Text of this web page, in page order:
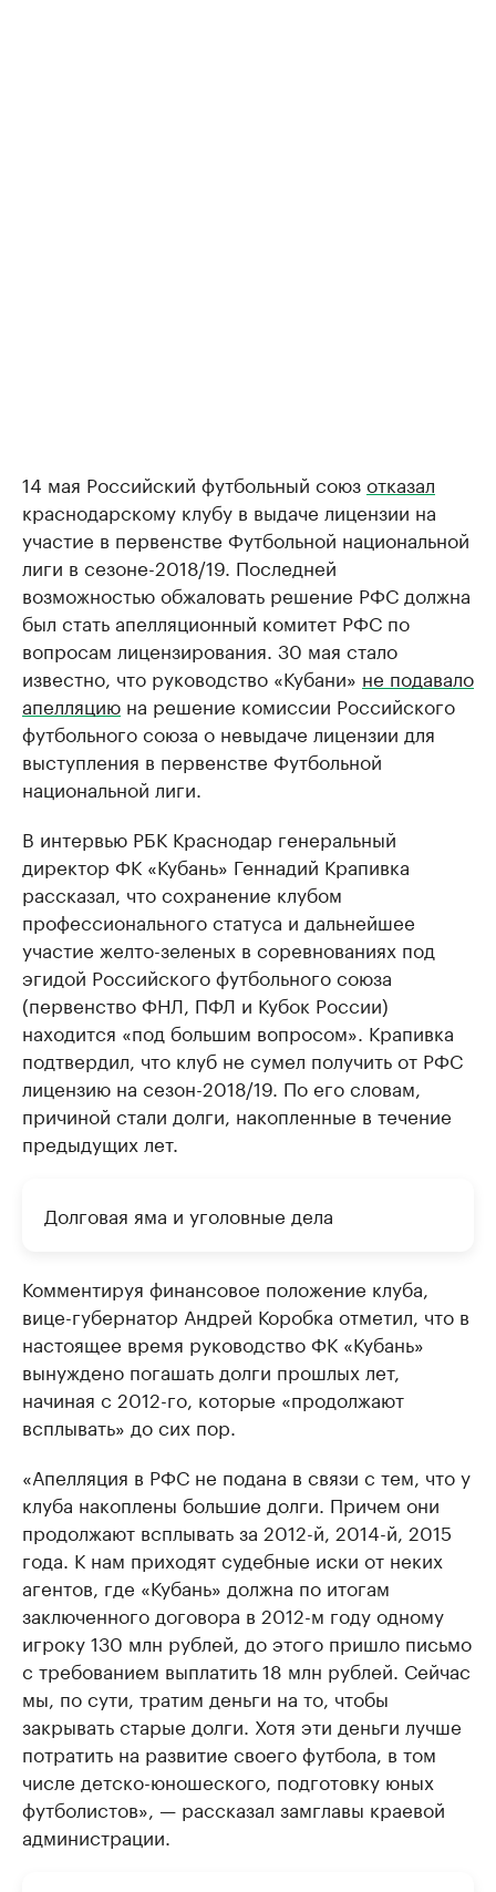
14 мая Российский футбольный союзотказал
краснодарскому клубу в выдаче лицензии на
участие в первенстве Футбольной национальной
лиги в сезоне-2018/19. Последней
возможностью обжаловать решение РФС должна
был стать апелляционный комитет РФС по
вопросам лицензирования. 30 мая стало
известно, что руководство «Кубани» не подавало
апелляцию на решение комиссии Российского
футбольного союза о невыдаче лицензии для
выступления в первенстве Футбольной
национальной лиги.
В интервью РБК Краснодар генеральный
директор ФК «Кубань» Геннадий Крапивка
рассказал, что сохранение клубом
профессионального статуса и дальнейшее
участие желто-зеленых в соревнованиях под
эгидой Российского футбольного союза
(первенство ФНЛ, ПФЛ и Кубок России)
находится «под большим вопросом». Крапивка
подтвердил, что клуб не сумел получить от РФС
лицензию на сезон-2018/19. По его словам,
причиной стали долги, накопленные в течение
предыдущих лет.
Долговая яма и уголовные дела
Комментируя финансовое положение клуба,
вице-губернатор Андрей Коробка отметил, что в
настоящее время руководство ФК «Кубань»
вынуждено погашать долги прошлых лет,
начиная с 2012-го, которые «продолжают
всплывать» до сих пор.
«Апелляция в РФС не подана в связи с тем, что у
клуба накоплены большие долги. Причем они
продолжают всплывать за 2012-й, 2014-й, 2015
года. К нам приходят судебные иски от неких
агентов, где «Кубань» должна по итогам
заключенного договора в 2012-м году одному
игроку 130 млн рублей, до этого пришло письмо
с требованием выплатить 18 млн рублей. Сейчас
мы, по сути, тратим деньги на то, чтобы
закрывать старые долги. Хотя эти деньги лучше
потратить на развитие своего футбола, в том
числе детско-юношеского, подготовку юных
футболистов», — рассказал замглавы краевой
администрации.